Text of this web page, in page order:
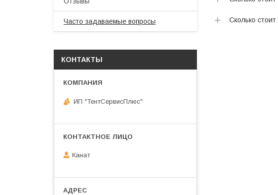
Сколько
Часто задаваемые вопросы
КОНТАКТЫ
ИП "ТентСервисПлюс"
Канат